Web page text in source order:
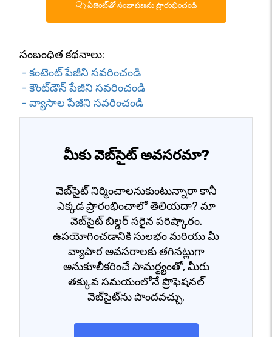
ఏజెంట్‌తో సంభాషణను ప్రారంభించండి
సంబంధిత కథనాలు:
- కంటెంట్ పేజీని సవరించండి
- కౌంట్‌డౌన్ పేజీని సవరించండి
- వ్యాసాల పేజీని సవరించండి
మీకు వెబ్‌సైట్ అవసరమా?
వెబ్‌సైట్ నిర్మించాలనుకుంటున్నారా కానీ
ఎక్కడ ప్రారంభించాలో తెలియదా? మా
వెబ్‌సైట్ బిల్డర్ సరైన పరిష్కారం.
ఉపయోగించడానికి సులభం మరియు మీ
వ్యాపార అవసరాలకు తగినట్లుగా
అనుకూలీకరించే సామర్థ్యంతో, మీరు
తక్కువ సమయంలోనే ప్రొఫెషనల్
వెబ్‌సైట్‌ను పొందవచ్చు.